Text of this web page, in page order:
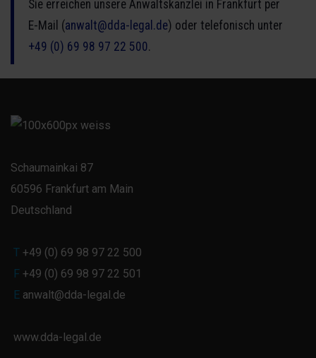
Sie erreichen unsere Anwaltskanzlei in Frankfurt per
E-Mail (anwalt@dda-legal.de) oder telefonisch unter
+49 (0) 69 98 97 22 500.
Schaumainkai 87
60596 Frankfurt am Main
Deutschland
T +49 (0) 69 98 97 22 500
F +49 (0) 69 98 97 22 501
E anwalt@dda-legal.de
www.dda-legal.de